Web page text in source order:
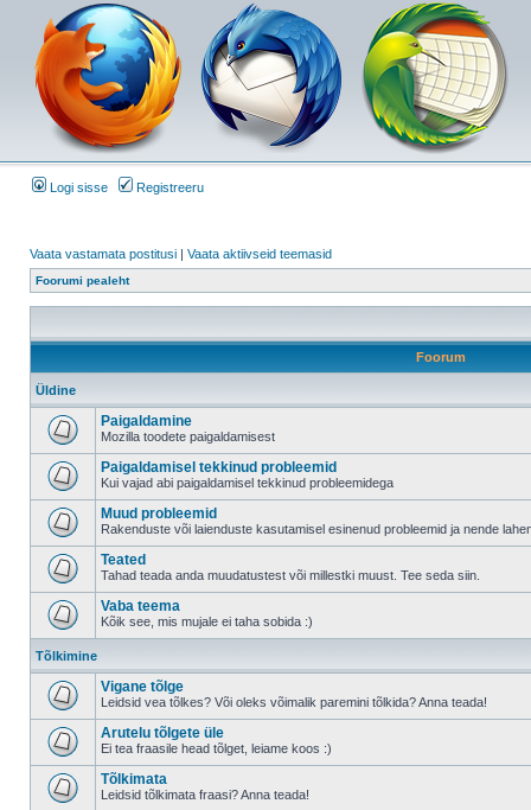
Logi sisse Registreeru
Vaata vastamata postitusi | Vaata aktiivseid teemasid
Foorumi pealeht
Foorum
Üldine
Paigaldamine
Mozilla toodete paigaldamisest
Paigaldamisel tekkinud probleemid
Kui vajad abi paigaldamisel tekkinud probleemidega
Muud probleemid
Rakenduste või laienduste kasutamisel esinenud probleemid ja nende
Teated
Tahad teada anda muudatustest või millestki muust. Tee seda siin.
Vaba teema
Kõik see, mis mujale ei taha sobida :)
Tõlkimine
Vigane tõlge
Leidsid vea tõlkes? Või oleks võimalik paremini tõlkida? Anna teada!
Arutelu tõlgete üle
Ei tea fraasile head tõlget, leiame koos :)
Tõlkimata
Leidsid tõlkimata fraasi? Anna teada!